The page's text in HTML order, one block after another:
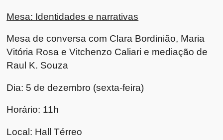
Mesa: Identidades e narrativas
Mesa de conversa com Clara Bordinião, Maria
Vitória Rosa e Vitchenzo Caliari e mediação de
Raul K. Souza
Dia: 5 de dezembro (sexta-feira)
Horário: 11h
Local: Hall Térreo